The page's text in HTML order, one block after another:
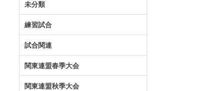
未分類
練習試合
試合関連
関東連盟春季大会
関東連盟秋季大会